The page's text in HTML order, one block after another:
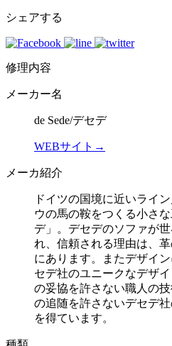
シェアする
修理内容
メーカー名
de Sede/デセデ
WEBサイト→
メーカ紹介
ドイツの国境に近いライ
ウの馬の鞍をつくる小さ
デ」。デセデのソファが
れ、信頼される理由は、
にあります。またデザイ
セデ社のユニークなデザ
の妥協を許さない職人の
の追随を許さないデセデ
を得ています。